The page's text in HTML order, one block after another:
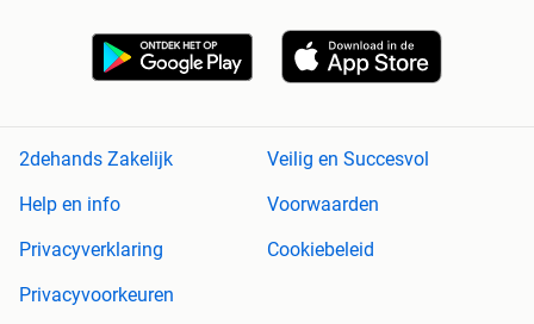
2dehands Zakelijk
Veilig en Succesvol
Help en info
Voorwaarden
Privacyverklaring
Cookiebeleid
Privacyvoorkeuren